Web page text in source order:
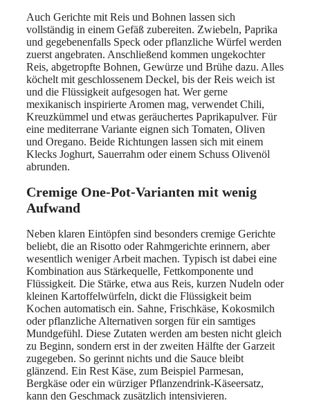
Auch Gerichte mit Reis und Bohnen lassen sich
vollständig in einem Gefäß zubereiten. Zwiebeln, Paprika
und gegebenenfalls Speck oder pflanzliche Würfel werden
zuerst angebraten. Anschließend kommen ungekochter
Reis, abgetropfte Bohnen, Gewürze und Brühe dazu. Alles
köchelt mit geschlossenem Deckel, bis der Reis weich ist
und die Flüssigkeit aufgesogen hat. Wer gerne
mexikanisch inspirierte Aromen mag, verwendet Chili,
Kreuzkümmel und etwas geräuchertes Paprikapulver. Für
eine mediterrane Variante eignen sich Tomaten, Oliven
und Oregano. Beide Richtungen lassen sich mit einem
Klecks Joghurt, Sauerrahm oder einem Schuss Olivenöl
abrunden.
Cremige One-Pot-Varianten mit wenig
Aufwand
Neben klaren Eintöpfen sind besonders cremige Gerichte
beliebt, die an Risotto oder Rahmgerichte erinnern, aber
wesentlich weniger Arbeit machen. Typisch ist dabei eine
Kombination aus Stärkequelle, Fettkomponente und
Flüssigkeit. Die Stärke, etwa aus Reis, kurzen Nudeln oder
kleinen Kartoffelwürfeln, dickt die Flüssigkeit beim
Kochen automatisch ein. Sahne, Frischkäse, Kokosmilch
oder pflanzliche Alternativen sorgen für ein samtiges
Mundgefühl. Diese Zutaten werden am besten nicht gleich
zu Beginn, sondern erst in der zweiten Hälfte der Garzeit
zugegeben. So gerinnt nichts und die Sauce bleibt
glänzend. Ein Rest Käse, zum Beispiel Parmesan,
Bergkäse oder ein würziger Pflanzendrink-Käseersatz,
kann den Geschmack zusätzlich intensivieren.